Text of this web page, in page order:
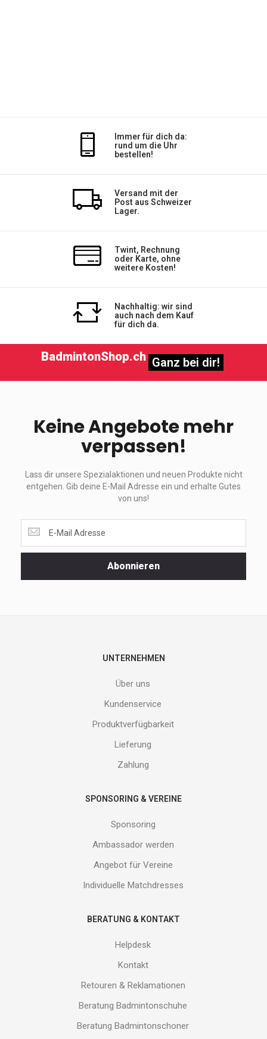
Immer für dich da:
rund um die Uhr
bestellen!
Versand mit der
Post aus Schweizer
Lager.
Twint, Rechnung
oder Karte, ohne
weitere Kosten!
Nachhaltig: wir sind
auch nach dem Kauf
für dich da.
BadmintonShop.ch Ganz bei dir!
Keine Angebote mehr
verpassen!
Lass dir unsere Spezialaktionen und neuen Produkte nicht
entgehen. Gib deine E-Mail Adresse ein und erhalte Gutes
von uns!
dir
unsere
Abonnieren
UNTERNEHMEN
Über uns
Kundenservice
Produktverfügbarkeit
Lieferung
Zahlung
SPONSORING & VEREINE
Sponsoring
Ambassador werden
Angebot für Vereine
Individuelle Matchdresses
BERATUNG & KONTAKT
Helpdesk
Kontakt
Retouren & Reklamationen
Beratung Badmintonschuhe
Beratung Badmintonschoner